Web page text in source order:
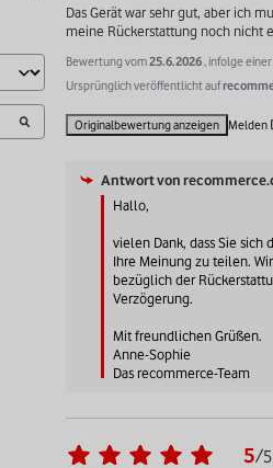
Das Gerät war sehr gut, aber ich
meine Rückerstattung noch nicht
Bewertung vom25.6.2026 , infolge
Ursprünglich veröffentlicht auf
Originalbewertung anzeigen Melden
Antwort von
Hallo,
vielen Dank, dass Sie
Ihre Meinung zu teilen.
bezüglich der
Verzögerung.
Mit freundlichen Grüßen.
Anne-Sophie
Das recommerce-Team
5/5